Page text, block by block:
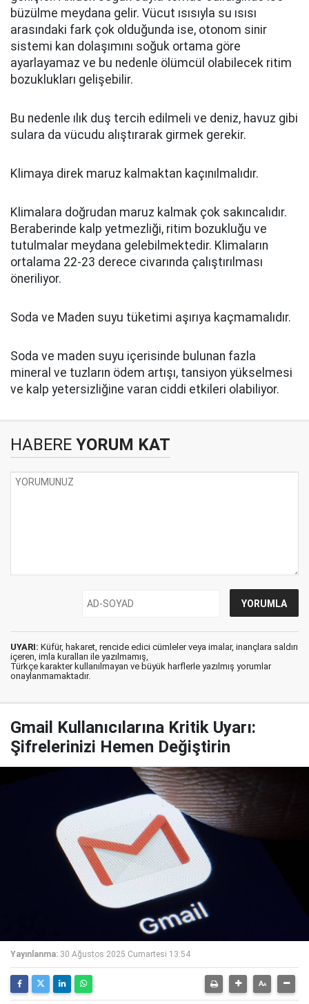
büzülme meydana gelir. Vücut ısısıyla su ısısı
arasındaki fark çok olduğunda ise, otonom sinir
sistemi kan dolaşımını soğuk ortama göre
ayarlayamaz ve bu nedenle ölümcül olabilecek ritim
bozuklukları gelişebilir.
Bu nedenle ılık duş tercih edilmeli ve deniz, havuz gibi
sulara da vücudu alıştırarak girmek gerekir.
Klimaya direk maruz kalmaktan kaçınılmalıdır.
Klimalara doğrudan maruz kalmak çok sakıncalıdır.
Beraberinde kalp yetmezliği, ritim bozukluğu ve
tutulmalar meydana gelebilmektedir. Klimaların
ortalama 22-23 derece civarında çalıştırılması
öneriliyor.
Soda ve Maden suyu tüketimi aşırıya kaçmamalıdır.
Soda ve maden suyu içerisinde bulunan fazla
mineral ve tuzların ödem artışı, tansiyon yükselmesi
ve kalp yetersizliğine varan ciddi etkileri olabiliyor.
HABERE YORUM KAT
UYARI: Küfür, hakaret, rencide edici cümleler veya imalar, inançlara saldırı
içeren, imla kuralları ile yazılmamış,
Türkçe karakter kullanılmayan ve büyük harflerle yazılmış yorumlar
onaylanmamaktadır.
Gmail Kullanıcılarına Kritik Uyarı:
Şifrelerinizi Hemen Değiştirin
Yayınlanma: 30 Ağustos 2025 Cumartesi 13:54